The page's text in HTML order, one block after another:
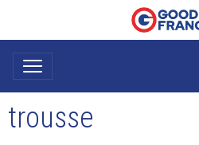
trousse